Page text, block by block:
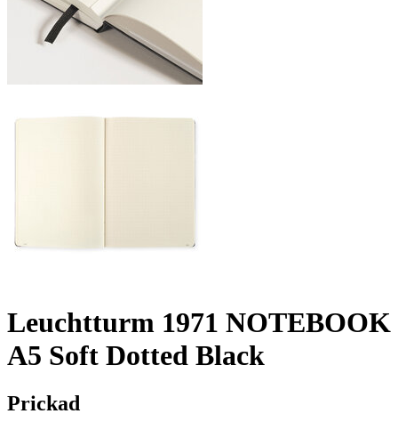
Leuchtturm 1971 NOTEBOOK
A5 Soft Dotted Black
Prickad